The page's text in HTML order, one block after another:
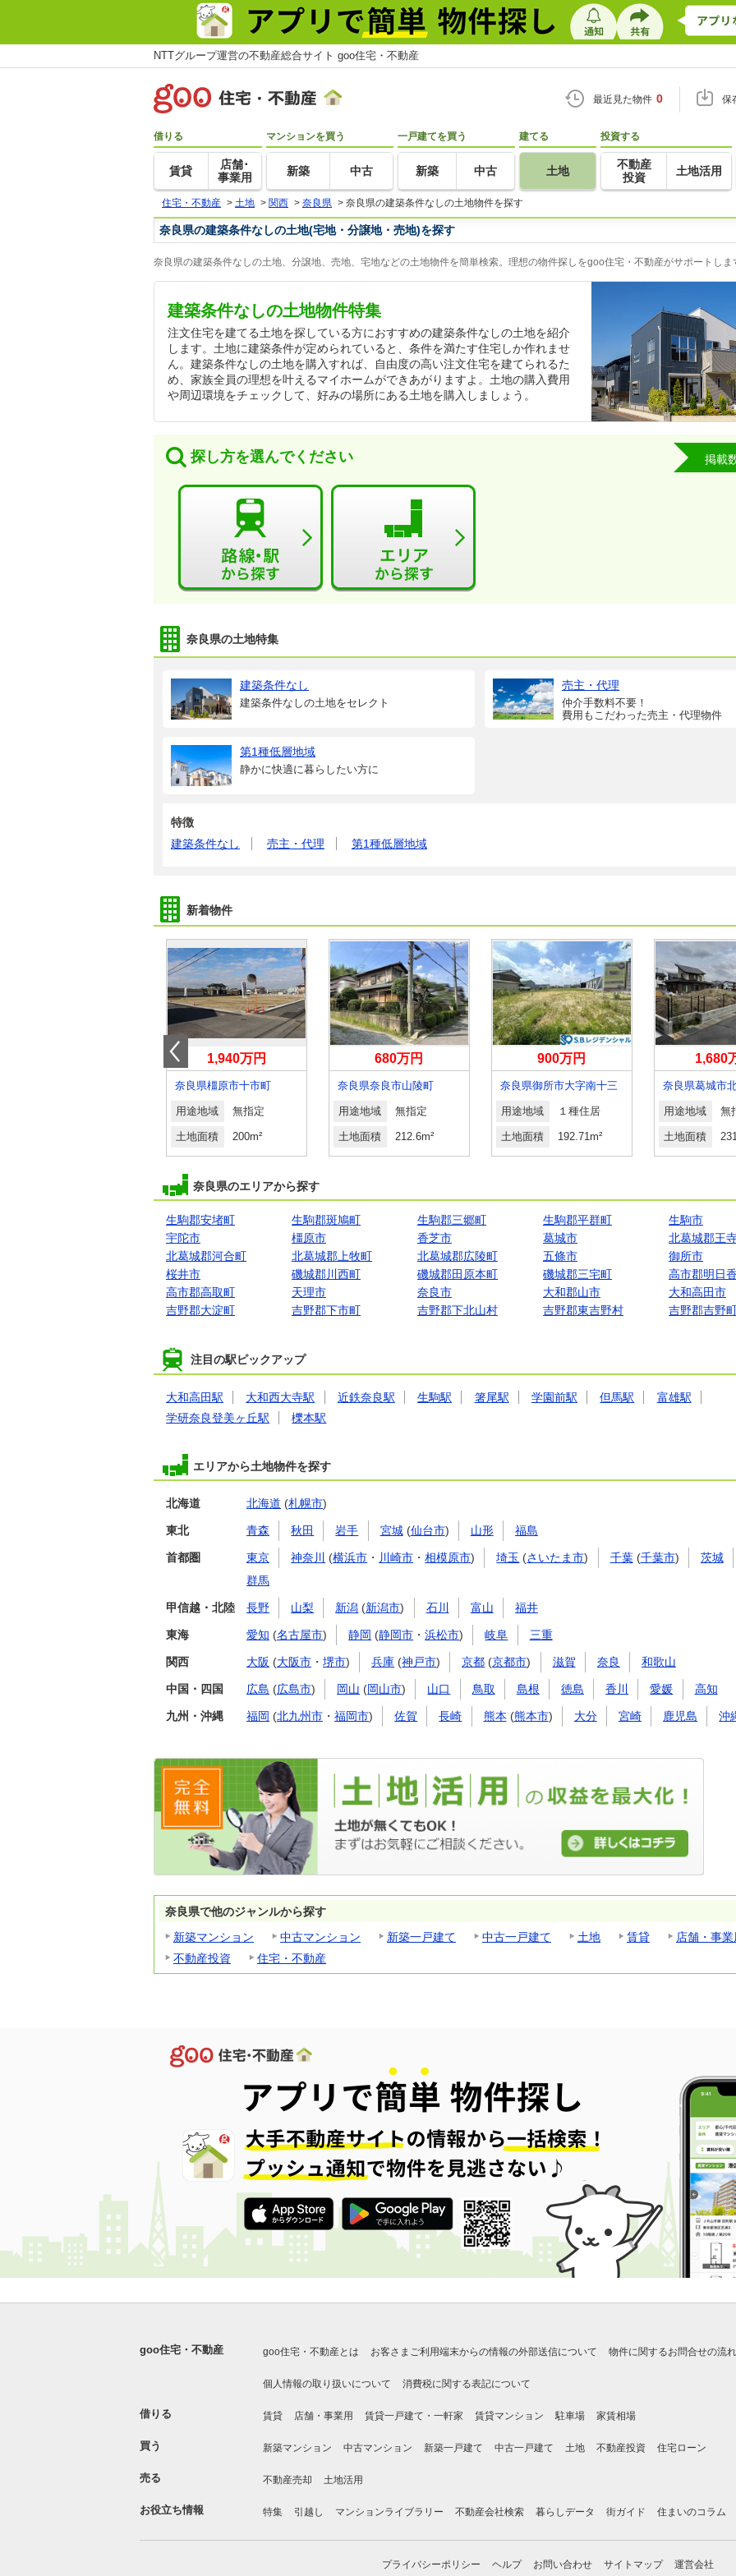
NTTグループ運営の不動産総合サイト goo住宅・不動産
最近見た物件 0 保
借りる
賃貸
店舗･
事業用
マンションを買う
新築 中古
一戸建てを買う
新築 中古
建てる
土地
投資する
不動産
投資
土地活用
住宅・不動産 > 土地 > 関西 > 奈良県 > 奈良県の建築条件なしの土地物件を探す
奈良県の建築条件なしの土地(宅地・分譲地・売地)を探す
奈良県の建築条件なしの土地、分譲地、売地、宅地などの土地物件を簡単検索。理想の物件探しをgoo住宅・不動産がサポートしま
建築条件なしの土地物件特集
注文住宅を建てる土地を探している方におすすめの建築条件なしの土地を紹介
します。土地に建築条件が定められていると、条件を満たす住宅しか作れませ
ん。建築条件なしの土地を購入すれば、自由度の高い注文住宅を建てられるた
め、家族全員の理想を叶えるマイホームができあがりますよ。土地の購入費用
や周辺環境をチェックして、好みの場所にある土地を購入しましょう。
探し方を選んでください 掲載
奈良県の土地特集
建築条件なし
建築条件なしの土地をセレクト
売主・代理
仲介手数料不要！
費用もこだわった売主・代理物件
第1種低層地域
静かに快適に暮らしたい方に
特徴
建築条件なし
売主・代理 第1種低層地域
新着物件
1,940万円
奈良県橿原市十市町
用途地域 無指定
土地面積 200m²
680万円
奈良県奈良市山陵町
用途地域 無指定
土地面積 212.6m²
900万円
奈良県御所市大字南十三
用途地域 １種住居
土地面積 192.71m²
1,680
奈良県葛城市
用途地域 無
土地面積
奈良県のエリアから探す
生駒郡安堵町 生駒郡斑鳩町 生駒郡三郷町 生駒郡平群町
生駒市
宇陀市
橿原市 香芝市 葛城市
北葛城郡王
北葛城郡河合町
北葛城郡上牧町 北葛城郡広陵町 五條市
御所市
桜井市
磯城郡川西町 磯城郡田原本町 磯城郡三宅町
高市郡明日
高市郡高取町
天理市 奈良市 大和郡山市
大和高田市
吉野郡大淀町
吉野郡下市町 吉野郡下北山村 吉野郡東吉野村 吉野郡吉野
注目の駅ピックアップ
大和高田駅 大和西大寺駅 近鉄奈良駅 生駒駅 箸尾駅 学園前駅 但馬駅
富雄駅
学研奈良登美ヶ丘駅
櫟本駅
エリアから土地物件を探す
北海道 北海道 (札幌市)
東北 青森 秋田 岩手 宮城(仙台市) 山形 福島
首都圏 東京 神奈川 (横浜市 ・ 川崎市 ・相模原市) 埼玉 (さいたま市) 千葉(千葉市)
茨城
群馬
甲信越・北陸 長野 山梨 新潟 (新潟市) 石川 富山 福井
東海 愛知 (名古屋市) 静岡 (静岡市 ・浜松市) 岐阜 三重
関西 大阪 (大阪市 ・ 堺市) 兵庫 (神戸市) 京都 (京都市) 滋賀 奈良 和歌山
中国・四国 広島 (広島市) 岡山 (岡山市) 山口 鳥取 島根 徳島 香川 愛媛 高知
九州・沖縄 福岡 (北九州市 ・ 福岡市) 佐賀 長崎 熊本 (熊本市) 大分 宮崎 鹿児島 沖
奈良県で他のジャンルから探す
新築マンション
中古マンション 新築一戸建て 中古一戸建て 土地 賃貸
店舗・事業
不動産投資
住宅・不動産
goo住宅・不動産 goo住宅・不動産とは お客さまご利用端末からの情報の外部送信について 物件に関するお問合せの流れ
個人情報の取り扱いについて 消費税に関する表記について
借りる 賃貸 店舗・事業用 賃貸一戸建て・一軒家 賃貸マンション 駐車場 家賃相場
買う 新築マンション 中古マンション 新築一戸建て 中古一戸建て 土地 不動産投資 住宅ローン
売る 不動産売却 土地活用
お役立ち情報 特集 引越し マンションライブラリー 不動産会社検索 暮らしデータ 街ガイド 住まいのコラム
プライバシーポリシー ヘルプ お問い合わせ サイトマップ 運営会社